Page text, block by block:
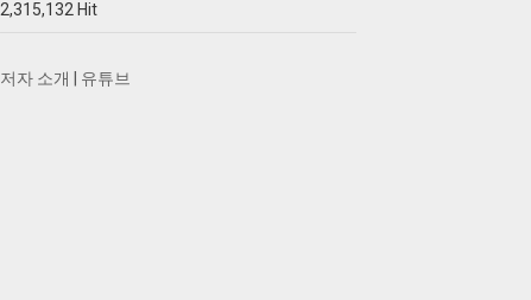
2,315,132 Hit
저자 소개 유튜브